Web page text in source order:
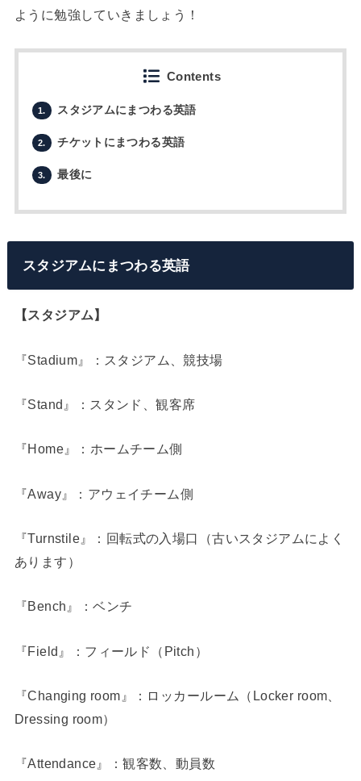
ように勉強していきましょう！
Contents
1. スタジアムにまつわる英語
2. チケットにまつわる英語
3. 最後に
スタジアムにまつわる英語
【スタジアム】
『Stadium』：スタジアム、競技場
『Stand』：スタンド、観客席
『Home』：ホームチーム側
『Away』：アウェイチーム側
『Turnstile』：回転式の入場口（古いスタジアムによく
あります）
『Bench』：ベンチ
『Field』：フィールド（Pitch）
『Changing room』：ロッカールーム（Locker room、
Dressing room）
『Attendance』：観客数、動員数